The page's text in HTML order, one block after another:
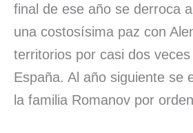
final de ese año se derroca
una costosísima paz con
territorios por casi dos
España. Al año siguiente se
la familia Romanov por